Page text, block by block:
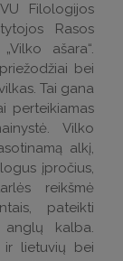
Filologijos
Rasos
ašara“.
bei
Tai gana
perteikiamas
Vilko
alkį,
įpročius,
reikšmė
pateikti
anglų kalba.
ir lietuvių bei